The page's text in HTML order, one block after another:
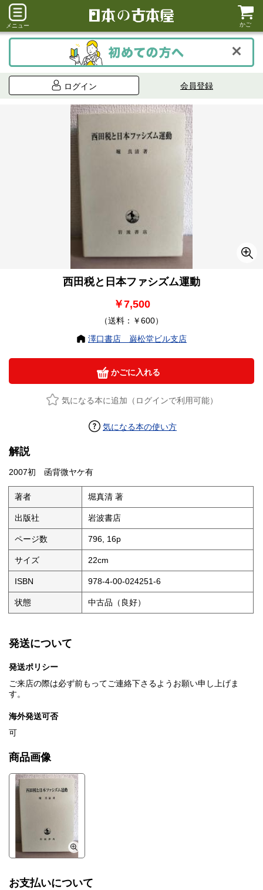
メニュー かご
ログイン 会員登録
西田税と日本ファシズム運動
￥7,500
（送料：￥600）
澤口書店 巌松堂ビル支店
かごに入れる
気になる本に追加（ログインで利用可能）
気になる本の使い方
解説
2007初 函背微ヤケ有
著者 堀真清 著
出版社 岩波書店
ページ数 796, 16p
サイズ 22cm
ISBN 978-4-00-024251-6
状態 中古品（良好）
発送について
発送ポリシー
ご来店の際は必ず前もってご連絡下さるようお願い申し上げま
す。
海外発送可否
可
商品画像
お支払いについて